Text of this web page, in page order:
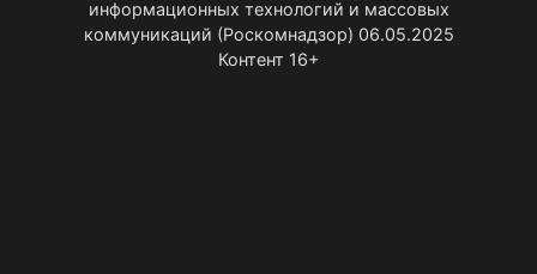
информационных технологий и массовых
коммуникаций (Роскомнадзор) 06.05.2025
Контент 16+